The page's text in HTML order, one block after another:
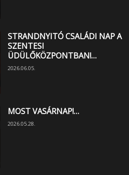
STRANDNYITÓ CSALÁDI NAP A
SZENTESI
ÜDÜLŐKÖZPONTBAN!…
2026.06.05.
MOST VASÁRNAP!…
2026.05.28.